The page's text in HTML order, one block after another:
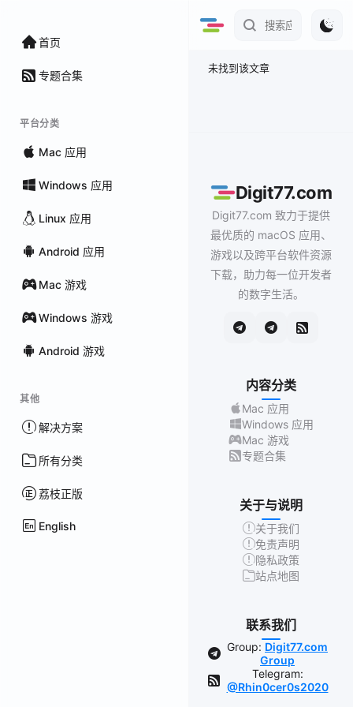
首页
专题合集
平台分类
Mac 应用
Windows 应用
Linux 应用
Android 应用
Mac 游戏
Windows 游戏
Android 游戏
其他
解决方案
所有分类
荔枝正版
English
未找到该文章
Digit77.com
Digit77.com 致力于提供
最优质的 macOS 应用、
游戏以及跨平台软件资源
下载，助力每一位开发者
的数字生活。
内容分类
Mac 应用
Windows 应用
Mac 游戏
专题合集
关于与说明
关于我们
免责声明
隐私政策
站点地图
联系我们
Group: Digit77.com
Group
Telegram:
@Rhin0cer0s2020